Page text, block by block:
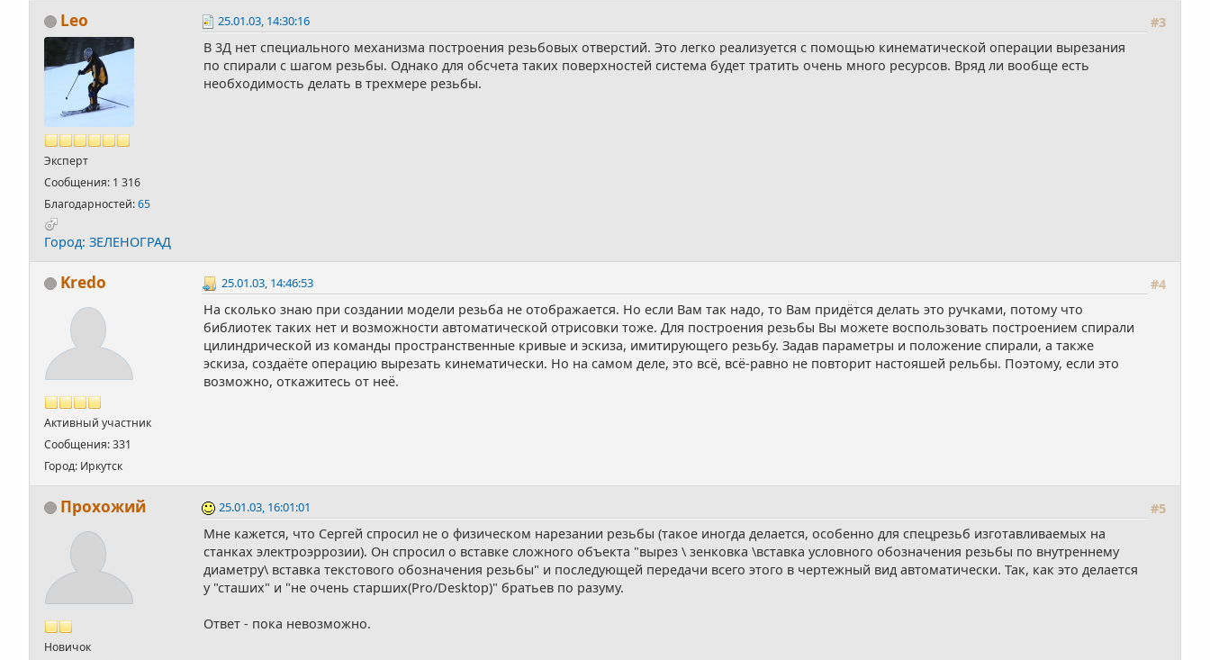
Leo
Эксперт
Сообщения: 1 316
Благодарностей:65
Город: ЗЕЛЕНОГРАД
#3
25.01.03, 14:30:16
В 3Д нет специального механизма построения резьбовых отверстий. Это легко реализуется с помощью кинематической операции вырезания
по спирали с шагом резьбы. Однако для обсчета таких поверхностей система будет тратить очень много ресурсов. Вряд ли вообще есть
необходимость делать в трехмере резьбы.
Kredo
Активный участник
Сообщения: 331
Город: Иркутск
#4
25.01.03, 14:46:53
На сколько знаю при создании модели резьба не отображается. Но если Вам так надо, то Вам придётся делать это ручками, потому что
библиотек таких нет и возможности автоматической отрисовки тоже. Для построения резьбы Вы можете воспользовать построением спирали
цилиндрической из команды пространственные кривые и эскиза, имитирующего резьбу. Задав параметры и положение спирали, а также
эскиза, создаёте операцию вырезать кинематически. Но на самом деле, это всё, всё-равно не повторит настояшей рельбы. Поэтому, если это
возможно, откажитесь от неё.
Прохожий
Новичок
#5
25.01.03, 16:01:01
Мне кажется, что Сергей спросил не о физическом нарезании резьбы (такое иногда делается, особенно для спецрезьб изготавливаемых на
станках электроэррозии). Он спросил о вставке сложного объекта "вырез \ зенковка \вставка условного обозначения резьбы по внутреннему
диаметру\ вставка текстового обозначения резьбы" и последующей передачи всего этого в чертежный вид автоматически. Так, как это делается
у "сташих" и "не очень старших(Pro/Desktop)" братьев по разуму.
Ответ - пока невозможно.